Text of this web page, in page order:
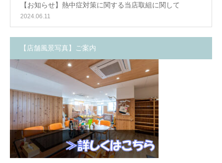
【お知らせ】熱中症対策に関する当店取組に関して
2024.06.11
【店舗風景写真】ご案内